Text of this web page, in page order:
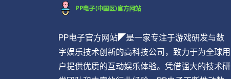
PP电子官方网站◤是一家专注于游戏研发与数
字娱乐技术创新的高科技公司，致力于为全球用
户提供优质的互动娱乐体验。凭借强大的技术研